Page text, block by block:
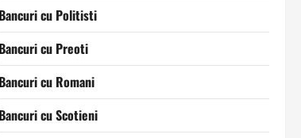
Bancuri cu Politisti
Bancuri cu Preoti
Bancuri cu Romani
Bancuri cu Scotieni